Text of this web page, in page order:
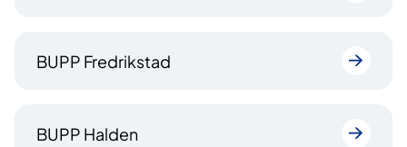
BUPP Fredrikstad
BUPP Halden